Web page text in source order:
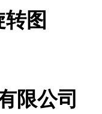
限公司